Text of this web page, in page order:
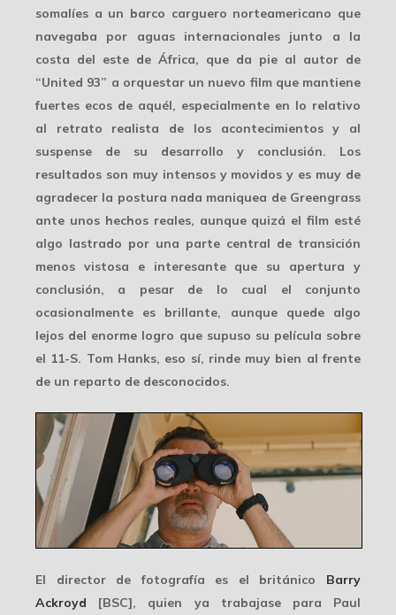
somalíes a un barco carguero norteamericano que
navegaba por aguas internacionales junto a la
costa del este de África, que da pie al autor de
“United 93” a orquestar un nuevo film que mantiene
fuertes ecos de aquél, especialmente en lo relativo
al retrato realista de los acontecimientos y al
suspense de su desarrollo y conclusión. Los
resultados son muy intensos y movidos y es muy de
agradecer la postura nada maniquea de Greengrass
ante unos hechos reales, aunque quizá el film esté
algo lastrado por una parte central de transición
menos vistosa e interesante que su apertura y
conclusión, a pesar de lo cual el conjunto
ocasionalmente es brillante, aunque quede algo
lejos del enorme logro que supuso su película sobre
el 11-S. Tom Hanks, eso sí, rinde muy bien al frente
de un reparto de desconocidos.
El director de fotografía es el británico Barry
Ackroyd [BSC], quien ya trabajase para Paul